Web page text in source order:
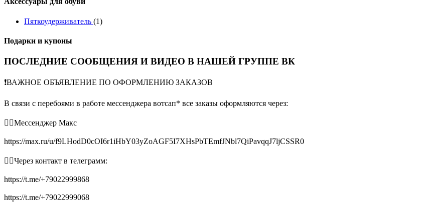
Пяткоудерживатель (1)
Подарки и купоны
ПОСЛЕДНИЕ СООБЩЕНИЯ И ВИДЕО В НАШЕЙ ГРУППЕ ВК
❗️ВАЖНОЕ ОБЪЯВЛЕНИЕ ПО ОФОРМЛЕНИЮ ЗАКАЗОВ
В связи с перебоями в работе мессенджера вотсап* все заказы оформляются через:
👉🏻Мессенджер Макс
https://max.ru/u/f9LHodD0cOI6r1iHbY03yZoAGF5I7XHsPbTEmfJNbl7QiPavqqJ7ljCSSR0
👉🏻Через контакт в телеграмм:
https://t.me/+79022999868
https://t.me/+79022999068